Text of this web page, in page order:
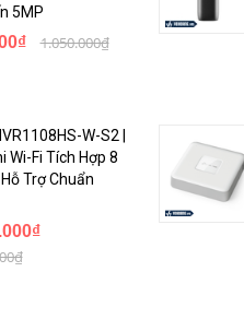
5MP
1.050.000₫
W-S2 |
Wi-Fi Tích Hợp 8
Trợ Chuẩn